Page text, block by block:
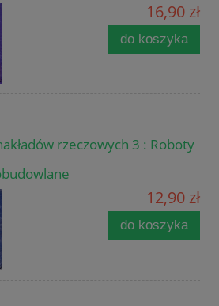
16,90 zł
do koszyka
rzeczowych 3 : Roboty
12,90 zł
do koszyka